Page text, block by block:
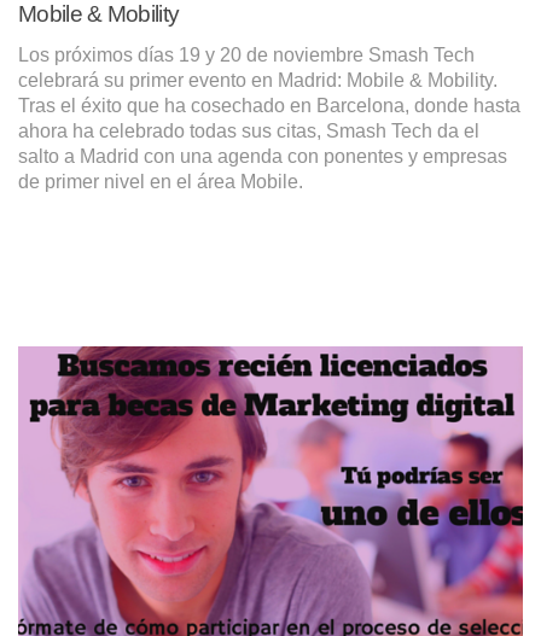
Mobile & Mobility
Los próximos días 19 y 20 de noviembre Smash Tech
celebrará su primer evento en Madrid: Mobile & Mobility.
Tras el éxito que ha cosechado en Barcelona, donde hasta
ahora ha celebrado todas sus citas, Smash Tech da el
salto a Madrid con una agenda con ponentes y empresas
de primer nivel en el área Mobile.